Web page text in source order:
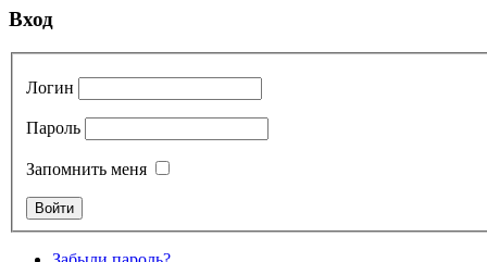
Вход
Логин
Пароль
Запомнить меня